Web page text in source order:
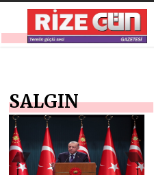
SALGIN